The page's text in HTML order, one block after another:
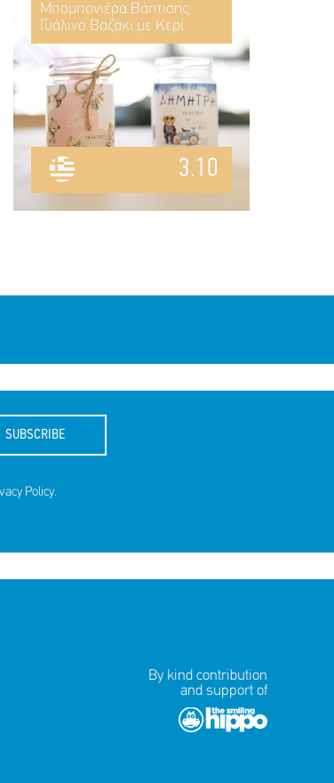
Μπομπονιέρα Βάπτισης
Γυάλινο Βαζάκι με Κερί
3.10
SUBSCRIBE
Policy.
By kind contribution
and support of